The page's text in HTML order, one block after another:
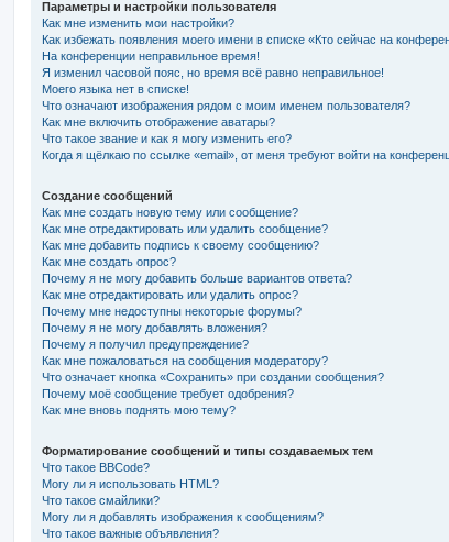
Параметры и настройки пользователя
Как мне изменить мои настройки?
Как избежать появления моего имени в списке «Кто сейчас на
На конференции неправильное время!
Я изменил часовой пояс, но время всё равно неправильное!
Моего языка нет в списке!
Что означают изображения рядом с моим именем пользователя?
Как мне включить отображение аватары?
Что такое звание и как я могу изменить его?
Когда я щёлкаю по ссылке «email», от меня требуют войти на
Создание сообщений
Как мне создать новую тему или сообщение?
Как мне отредактировать или удалить сообщение?
Как мне добавить подпись к своему сообщению?
Как мне создать опрос?
Почему я не могу добавить больше вариантов ответа?
Как мне отредактировать или удалить опрос?
Почему мне недоступны некоторые форумы?
Почему я не могу добавлять вложения?
Почему я получил предупреждение?
Как мне пожаловаться на сообщения модератору?
Что означает кнопка «Сохранить» при создании сообщения?
Почему моё сообщение требует одобрения?
Как мне вновь поднять мою тему?
Форматирование сообщений и типы создаваемых тем
Что такое BBCode?
Могу ли я использовать HTML?
Что такое смайлики?
Могу ли я добавлять изображения к сообщениям?
Что такое важные объявления?